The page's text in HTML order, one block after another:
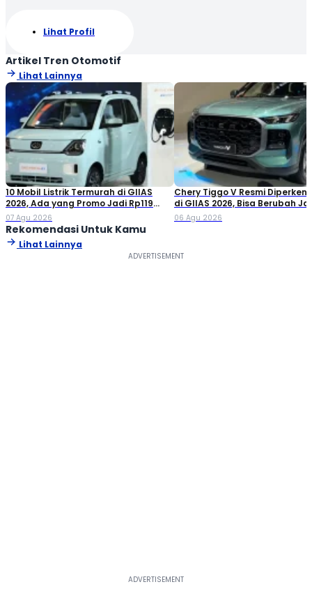
Lihat Profil
Artikel Tren Otomotif
Lihat Lainnya
10 Mobil Listrik Termurah di GIIAS
2026, Ada yang Promo Jadi Rp119
Jutaan!
07 Agu 2026
Chery Tiggo V Resmi
di GIIAS 2026, Bisa Berubah
Double Cabin
06 Agu 2026
Rekomendasi Untuk Kamu
Lihat Lainnya